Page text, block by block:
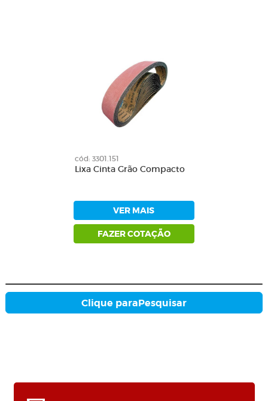
cód: 3301.151
Lixa Cinta Grão Compacto
VER MAIS
FAZER COTAÇÃO
Clique paraPesquisar